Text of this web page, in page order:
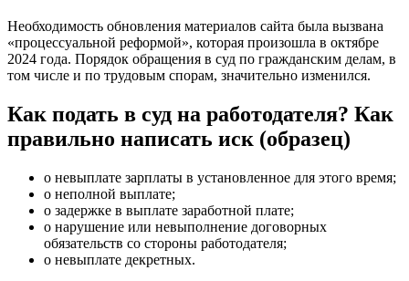
Необходимость обновления материалов сайта была вызвана
«процессуальной реформой», которая произошла в октябре
2024 года. Порядок обращения в суд по гражданским делам, в
том числе и по трудовым спорам, значительно изменился.
Как подать в суд на работодателя? Как
правильно написать иск (образец)
о невыплате зарплаты в установленное для этого время;
о неполной выплате;
о задержке в выплате заработной плате;
о нарушение или невыполнение договорных
обязательств со стороны работодателя;
о невыплате декретных.